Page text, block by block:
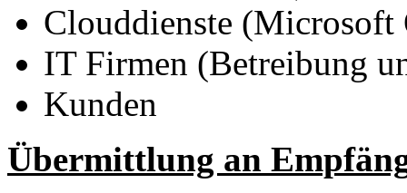
Clouddienste (Microsoft
IT Firmen (Betreibung
Kunden
Übermittlung an